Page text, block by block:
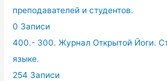
преподавателей и студентов.
0 Записи
400.- 300. Журнал Открытой Йоги.
языке.
254 Записи